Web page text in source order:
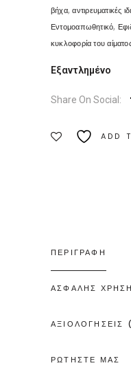
βήχα,αντιρευματικές
Εντομοαπωθητικό,
κυκλοφορία του
Εξαντλημένο
Share On Social:
ADD
ΠΕΡΙΓΡΑΦΗ
ΑΣΦΑΛΗΣ ΧΡΗΣΗ
ΑΞΙΟΛΟΓΗΣΕΙΣ
ΡΩΤΗΣΤΕ ΜΑΣ